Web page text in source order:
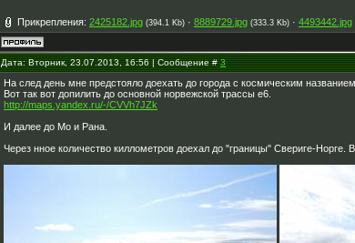
Прикрепления: 2425182.jpg (394.1 Kb) · 8889729.jpg (333.3 Kb) · 4493442.jpg
Дата: Вторник, 23.07.2013, 16:56 | Сообщение #3
На след день мне предстояло доехать до города с космическим
Вот так вот допилить до основной норвежской трассы е6.
http://maps.yandex.ru/-/CVVh7JZk
И далее до Мо и Рана.
Через нное количество киллометров доехал до "границы" Свериге-